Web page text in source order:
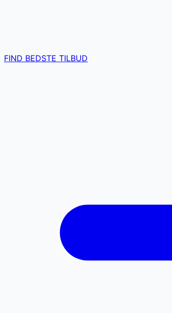
FIND BEDSTE TILBUD